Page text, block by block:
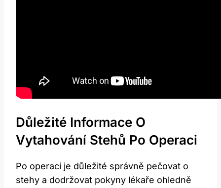
Důležité Informace O
Vytahování Stehů Po Operaci
Po operaci je důležité správně pečovat o
stehy a dodržovat pokyny lékaře ohledně